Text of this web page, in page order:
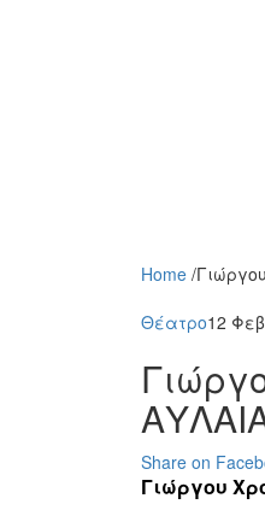
Home /
Θέατρο12
Share on
Γιώργου